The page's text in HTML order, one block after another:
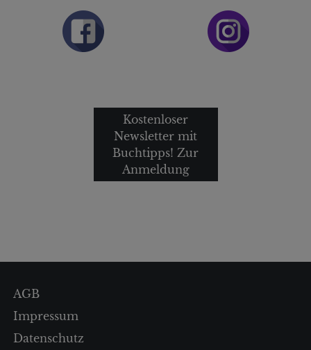
Kostenloser
Newsletter mit
Buchtipps! Zur
Anmeldung
AGB
Impressum
Datenschutz